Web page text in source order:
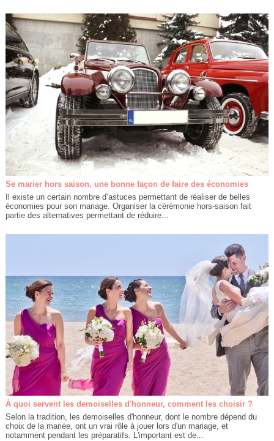
Se marier hors saison, une bonne façon de faire des économies
Il existe un certain nombre d’astuces permettant de réaliser de belles
économies pour son mariage. Organiser la cérémonie hors-saison fait
partie des alternatives permettant de réduire...
À quoi servent les demoiselles d'honneur, comment les choisir ?
Selon la tradition, les demoiselles d'honneur, dont le nombre dépend du
choix de la mariée, ont un vrai rôle à jouer lors d'un mariage, et
notamment pendant les préparatifs. L'important est de...